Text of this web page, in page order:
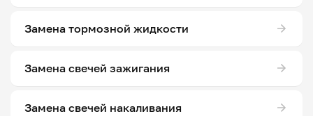
Замена тормозной жидкости
Замена свечей зажигания
Замена свечей накаливания